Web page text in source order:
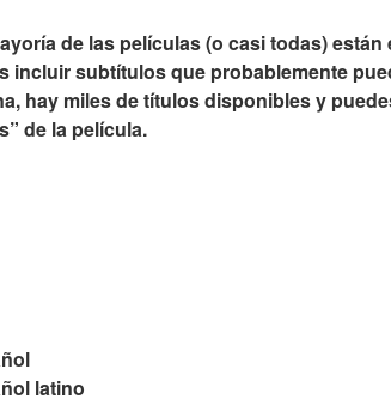
de las películas (o casi todas) están
incluir subtítulos que probablemente
hay miles de títulos disponibles y
de la película.
latino